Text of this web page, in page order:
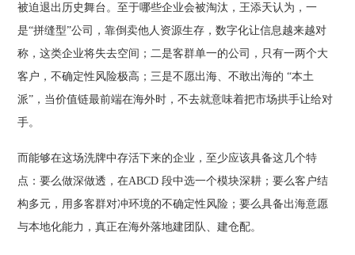
被迫退出历史舞台。至于哪些企业会被淘汰，王添天认为，一
是“拼缝型”公司，靠倒卖他人资源生存，数字化让信息越来越对
称，这类企业将失去空间；二是客群单一的公司，只有一两个大
客户，不确定性风险极高；三是不愿出海、不敢出海的 “本土
派”，当价值链最前端在海外时，不去就意味着把市场拱手让给对
手。
而能够在这场洗牌中存活下来的企业，至少应该具备这几个特
点：要么做深做透，在ABCD 段中选一个模块深耕；要么客户结
构多元，用多客群对冲环境的不确定性风险；要么具备出海意愿
与本地化能力，真正在海外落地建团队、建仓配。